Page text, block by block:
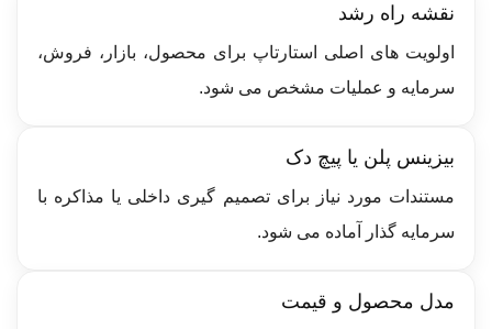
نقشه راه رشد
اولویت های اصلی استارتاپ برای محصول، بازار، فروش،
سرمایه و عملیات مشخص می شود.
بیزینس پلن یا پیچ دک
مستندات مورد نیاز برای تصمیم گیری داخلی یا مذاکره با
سرمایه گذار آماده می شود.
مدل محصول و قیمت